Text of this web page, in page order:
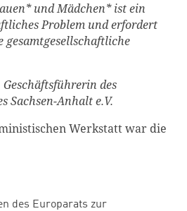
und Mädchen* ist ein
Problem und erfordert
gesamtgesellschaftliche
des
Sachsen-Anhalt e.V.
Werkstatt war die
des Europarats zur